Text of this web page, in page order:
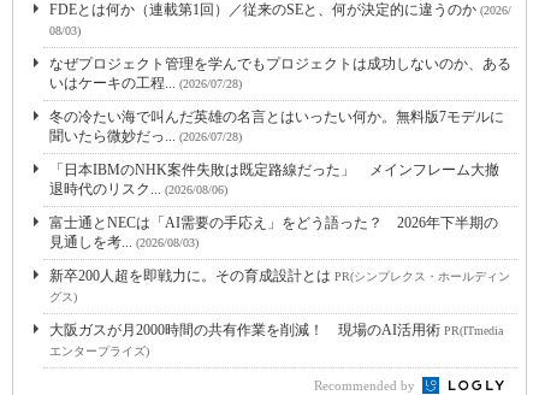
FDEとは何か（連載第1回）／従来のSEと、何が決定的に違うのか (2026/
08/03)
なぜプロジェクト管理を学んでもプロジェクトは成功しないのか、ある
いはケーキの工程... (2026/07/28)
冬の冷たい海で叫んだ英雄の名言とはいったい何か。無料版7モデルに
聞いたら微妙だっ... (2026/07/28)
「日本IBMのNHK案件失敗は既定路線だった」 メインフレーム大撤
退時代のリスク... (2026/08/06)
富士通とNECは「AI需要の手応え」をどう語った？ 2026年下半期の
見通しを考... (2026/08/03)
新卒200人超を即戦力に。その育成設計とは PR(シンプレクス・ホールディン
グス)
大阪ガスが月2000時間の共有作業を削減！ 現場のAI活用術 PR(ITmedia
エンタープライズ)
Recommended by